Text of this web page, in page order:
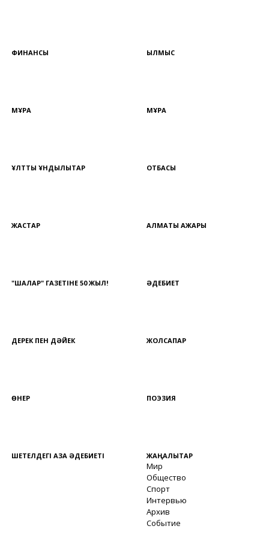
ФИНАНСЫ ҚЫЛМЫС
МҰРА МҰРА
ҰЛТТЫҚ ҚҰНДЫЛЫҚТАР ОТБАСЫ
ЖАСТАР АЛМАТЫ АЖАРЫ
"ШАЛҚАР" ГАЗЕТІНЕ 50 ЖЫЛ! ӘДЕБИЕТ
ДЕРЕК ПЕН ДӘЙЕК ЖОЛСАПАР
ӨНЕР ПОЭЗИЯ
ШЕТЕЛДЕГІ ҚАЗАҚ ӘДЕБИЕТІ ЖАҢАЛЫҚТАР
Мир
Общество
Спорт
Интервью
Архив
Событие